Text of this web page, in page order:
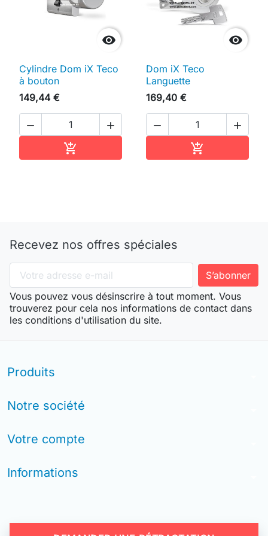

Cylindre Dom iX Teco
à bouton
149,44 €
 


Dom iX Teco
Languette
169,40 €
 

Recevez nos offres spéciales
Vous pouvez vous désinscrire à tout moment. Vous
trouverez pour cela nos informations de contact dans
les conditions d'utilisation du site.
Produits
Notre société
Votre compte
Informations